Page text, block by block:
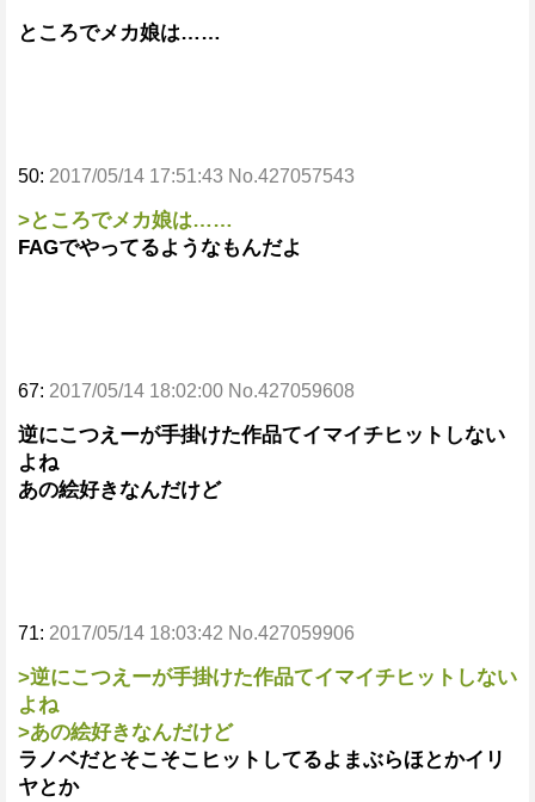
ところでメカ娘は……
50: 2017/05/14 17:51:43 No.427057543
>ところでメカ娘は……
FAGでやってるようなもんだよ
67: 2017/05/14 18:02:00 No.427059608
逆にこつえーが手掛けた作品てイマイチヒットしない
よね
あの絵好きなんだけど
71: 2017/05/14 18:03:42 No.427059906
>逆にこつえーが手掛けた作品てイマイチヒットしない
よね
>あの絵好きなんだけど
ラノベだとそこそこヒットしてるよまぶらほとかイリ
ヤとか